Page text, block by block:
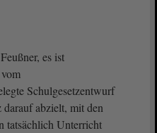
es ist
Schulgesetzentwurf
abzielt, mit den
tatsächlich Unterricht